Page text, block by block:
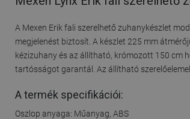
A Mexen Erik fali szerelhető zuhanykészlet
megjelenést biztosít. A készlet 225 mm
kézizuhany és az állítható, krómozott 150 cm
tartósságot garantál. Az állítható
A termék specifikációi:
Oszlop anyaga: Műanyag, ABS